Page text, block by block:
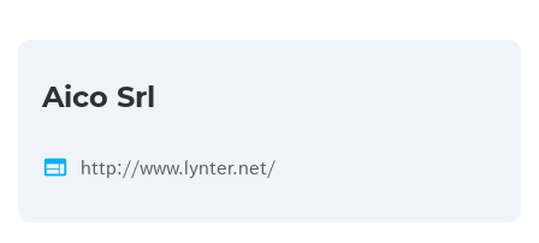
Aico Srl
web http://www.lynter.net/